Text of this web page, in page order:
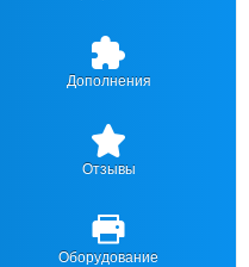
Дополнения
Отзывы
Оборудование